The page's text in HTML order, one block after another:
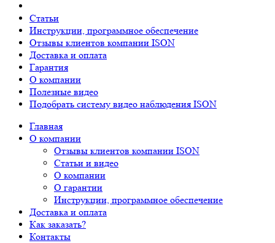
Статьи
Инструкции, программное обеспечение
Отзывы клиентов компании ISON
Доставка и оплата
Гарантия
О компании
Полезные видео
Подобрать систему видео наблюдения ISON
Главная
О компании
Отзывы клиентов компании ISON
Статьи и видео
О компании
О гарантии
Инструкции, программное обеспечение
Доставка и оплата
Как заказать?
Контакты